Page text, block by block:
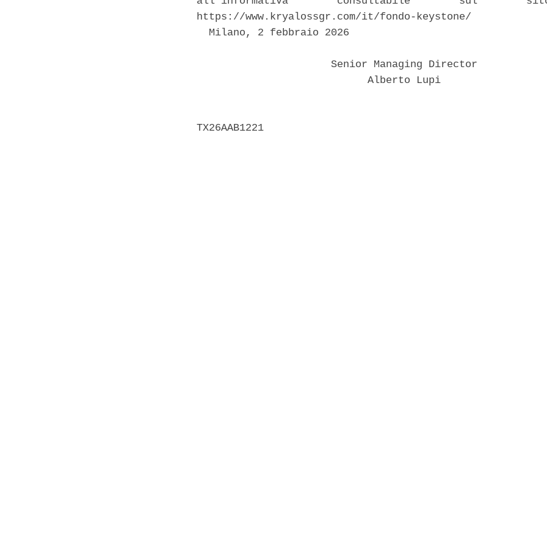
https://www.kryalossgr.com/it/fondo-keystone/
  Milano, 2 febbraio 2026
                      Senior Managing Director
                            Alberto Lupi